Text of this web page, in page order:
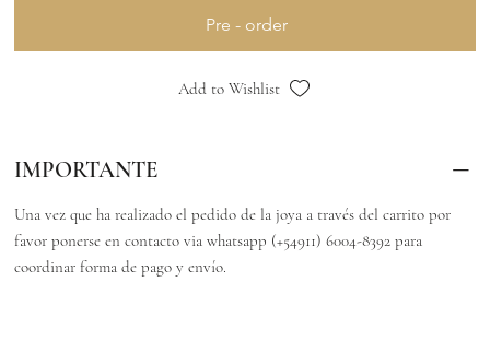
Pre - order
Add to Wishlist
IMPORTANTE
Una vez que ha realizado el pedido de la joya a través del carrito por
favor ponerse en contacto via whatsapp (+54911) 6004-8392 para
coordinar forma de pago y envío.